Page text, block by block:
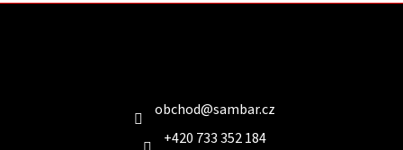
obchod@sambar.cz
+420 733 352 184